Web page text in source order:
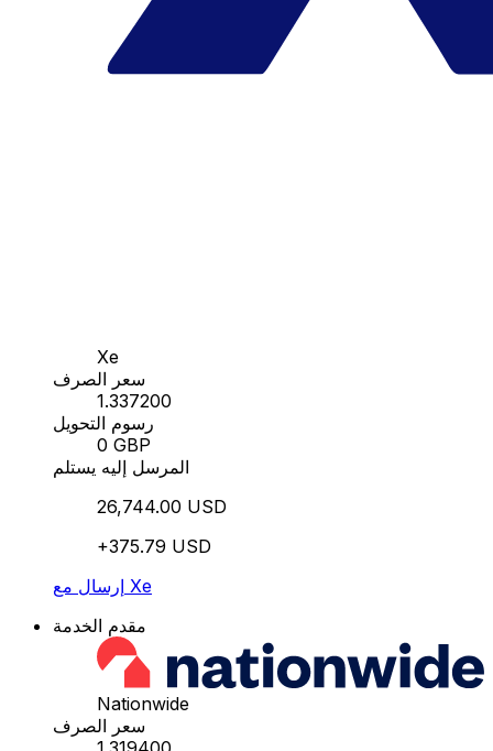
Xe
سعر الصرف
1.337200
رسوم التحويل
0 GBP
المرسل إليه يستلم
26,744.00 USD
+375.79 USD
إرسال مع Xe
مقدم الخدمة
Nationwide
سعر الصرف